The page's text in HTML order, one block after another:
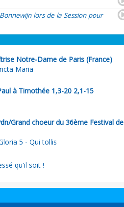
lors de la Session pour
Notre-Dame de Paris (France)
Maria
à Timothée 1,3-20 2,1-15
Grand choeur du 36ème Festival de
5 - Qui tollis
qu'il soit !